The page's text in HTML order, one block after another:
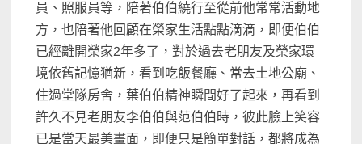
員、照服員等，陪著伯伯繞行至從前他常常活動地
方，也陪著他回顧在榮家生活點點滴滴，即便伯伯
已經離開榮家2年多了，對於過去老朋友及榮家環
境依舊記憶猶新，看到吃飯餐廳、常去土地公廟、
住過堂隊房舍，葉伯伯精神瞬間好了起來，再看到
許久不見老朋友李伯伯與范伯伯時，彼此臉上笑容
已是當天最美畫面，即便只是簡單對話，都將成為